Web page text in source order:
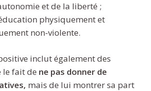
et de la liberté ;
physiquement et
non-violente.
inclut également des
le fait de ne pas donner de
mais de lui montrer sa part